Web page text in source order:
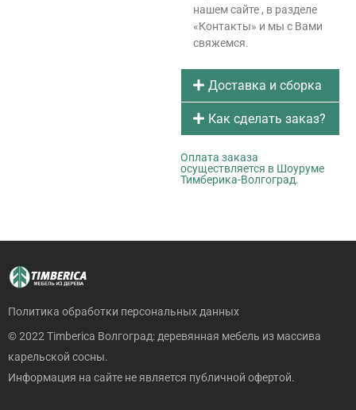
нашем сайте , в разделе
«Контакты» и мы с Вами
свяжемся.
Доставка и сборка
Как сделать заказ?
Оплата заказа
осуществляется в Шоуруме
Тимберика-Волгоград.
Политика обработки персональных данных
© 2022 Timberica Волгоград: деревянная мебель из массива
карельской сосны.
Информация на сайте не является публичной офертой.